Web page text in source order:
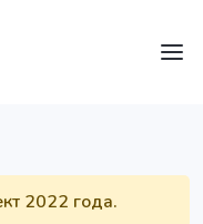
2022 года.